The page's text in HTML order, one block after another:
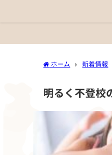
ホーム 新着情報
明るく不登校